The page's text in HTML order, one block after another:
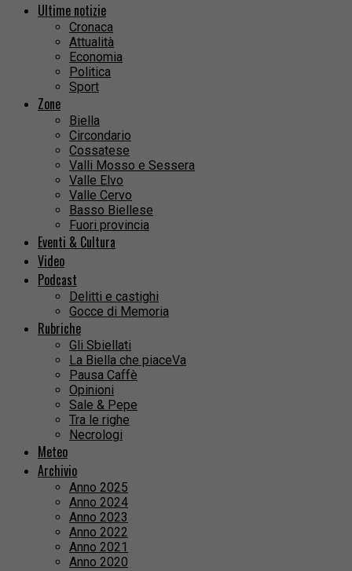
Ultime notizie
Cronaca
Attualità
Economia
Politica
Sport
Zone
Biella
Circondario
Cossatese
Valli Mosso e Sessera
Valle Elvo
Valle Cervo
Basso Biellese
Fuori provincia
Eventi & Cultura
Video
Podcast
Delitti e castighi
Gocce di Memoria
Rubriche
Gli Sbiellati
La Biella che piaceVa
Pausa Caffè
Opinioni
Sale & Pepe
Tra le righe
Necrologi
Meteo
Archivio
Anno 2025
Anno 2024
Anno 2023
Anno 2022
Anno 2021
Anno 2020